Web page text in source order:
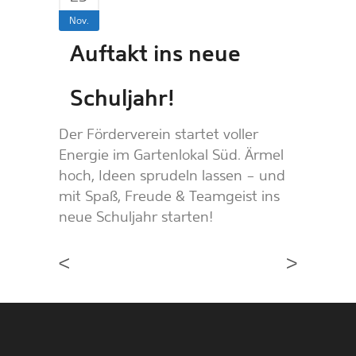
Nov.
Auftakt ins neue
Schuljahr!
Der Förderverein startet voller
Energie im Gartenlokal Süd. Ärmel
hoch, Ideen sprudeln lassen – und
mit Spaß, Freude & Teamgeist ins
neue Schuljahr starten!
< >